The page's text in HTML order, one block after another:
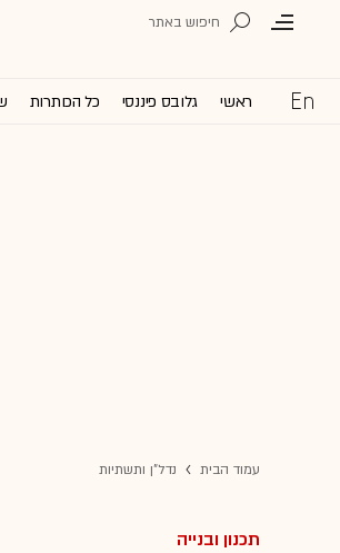
ראשי גלובס פיננסי כל הכותרות
עמוד הבית נדל"ן ותשתיות
תכנון ובנייה